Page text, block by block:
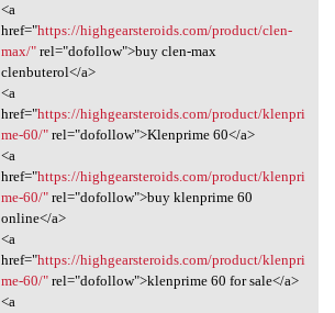
<a
href="https://highgearsteroids.com/product/clen-
max/"rel="dofollow">buy clen-max
clenbuterol</a>
<a
href="https://highgearsteroids.com/product/klenpri
me-60/"rel="dofollow">Klenprime 60</a>
<a
href="https://highgearsteroids.com/product/klenpri
me-60/"rel="dofollow">buy klenprime 60
online</a>
<a
href="https://highgearsteroids.com/product/klenpri
me-60/"rel="dofollow">klenprime 60 for sale</a>
<a